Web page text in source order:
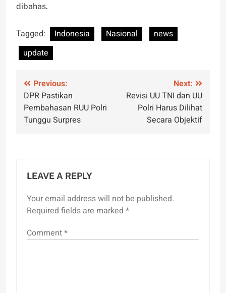
dibahas.
Tagged: Indonesia Nasional
news
update
Post
navigation
Previous:
DPR Pastikan
Pembahasan RUU Polri
Tunggu Surpres
Next:
Revisi UU TNI dan UU
Polri Harus Dilihat
Secara Objektif
LEAVE A REPLY
Your email address will not be published.
Required fields are marked *
Comment*